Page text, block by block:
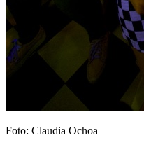
Foto: Claudia Ochoa